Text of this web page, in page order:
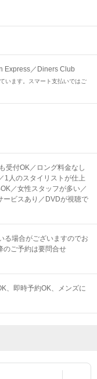
Express／Diners Club
います。スマート支払いではご
受付OK／ロング料金なし
1人のスタイリストが仕上
／女性スタッフが多い／
ービスあり／DVDが視聴で
る場合がございますのでお
降のご予約は要問合せ
即時予約OK
メンズに